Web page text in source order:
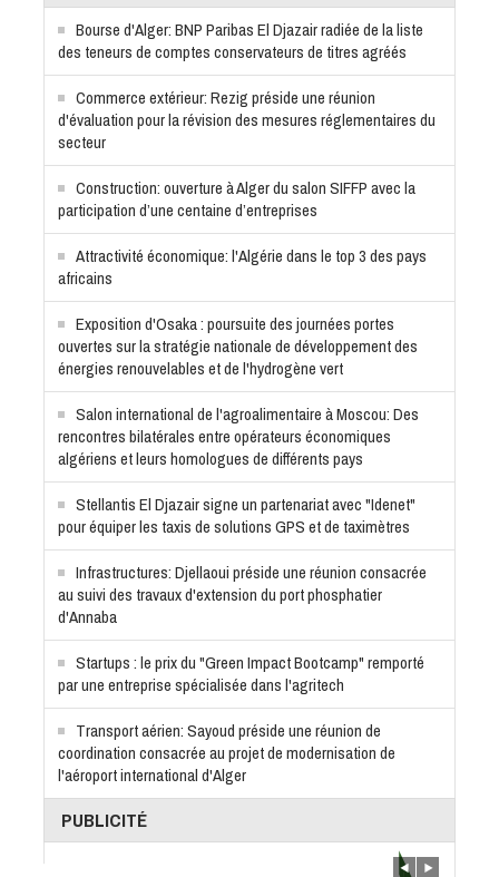
Bourse d'Alger: BNP Paribas El Djazair radiée de la liste
des teneurs de comptes conservateurs de titres agréés
Commerce extérieur: Rezig préside une réunion
d'évaluation pour la révision des mesures réglementaires du
secteur
Construction: ouverture à Alger du salon SIFFP avec la
participation d’une centaine d’entreprises
Attractivité économique: l'Algérie dans le top 3 des pays
africains
Exposition d'Osaka : poursuite des journées portes
ouvertes sur la stratégie nationale de développement des
énergies renouvelables et de l'hydrogène vert
Salon international de l'agroalimentaire à Moscou: Des
rencontres bilatérales entre opérateurs économiques
algériens et leurs homologues de différents pays
Stellantis El Djazair signe un partenariat avec "Idenet"
pour équiper les taxis de solutions GPS et de taximètres
Infrastructures: Djellaoui préside une réunion consacrée
au suivi des travaux d'extension du port phosphatier
d'Annaba
Startups : le prix du "Green Impact Bootcamp" remporté
par une entreprise spécialisée dans l'agritech
Transport aérien: Sayoud préside une réunion de
coordination consacrée au projet de modernisation de
l'aéroport international d'Alger
PUBLICITÉ